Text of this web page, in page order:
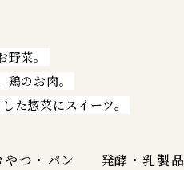
菜。
のお肉。
た惣菜にスイーツ。
やつ・パン 発酵・乳製品